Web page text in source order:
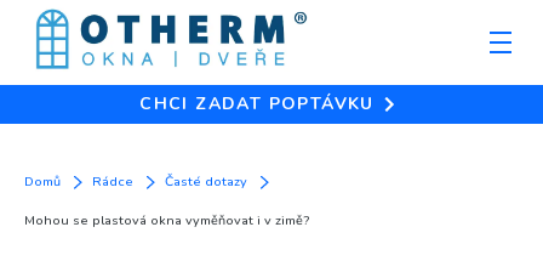
CHCI ZADAT POPTÁVKU
Domů Rádce Časté dotazy
Mohou se plastová okna vyměňovat i v zimě?